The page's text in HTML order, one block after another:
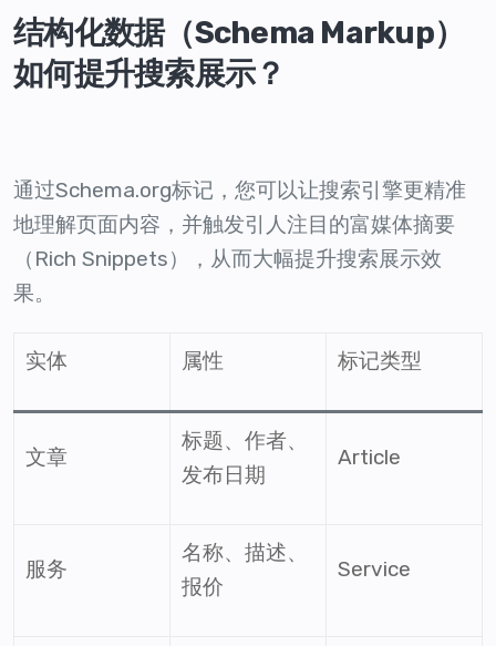
结构化数据（Schema Markup）
如何提升搜索展示？
通过Schema.org标记，您可以让搜索引擎更精准
地理解页面内容，并触发引人注目的富媒体摘要
（Rich Snippets），从而大幅提升搜索展示效
果。
实体 属性 标记类型
文章
标题、作者、
发布日期
Article
服务
名称、描述、
报价
Service